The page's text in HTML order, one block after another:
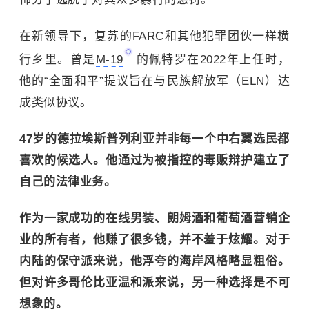
在新领导下，复苏的FARC和其他犯罪团伙一样横
行乡里。曾是 M-19
的佩特罗在2022年上任时，
他的“全面和平”提议旨在与民族解放军（ELN）达
成类似协议。
47岁的德拉埃斯普列利亚并非每一个中右翼选民都
喜欢的候选人。他通过为被指控的毒贩辩护建立了
自己的法律业务。
作为一家成功的在线男装、朗姆酒和葡萄酒营销企
业的所有者，他赚了很多钱，并不羞于炫耀。对于
内陆的保守派来说，他浮夸的海岸风格略显粗俗。
但对许多哥伦比亚温和派来说，另一种选择是不可
想象的。